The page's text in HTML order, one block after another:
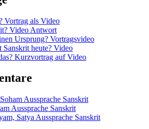
Vortrag als Video
Video Antwort
Ursprung? Vortragsvideo
Sanskrit heute? Video
Kurzvortrag auf Video
Soham Aussprache Sanskrit
Aussprache Sanskrit
Satya Aussprache Sanskrit